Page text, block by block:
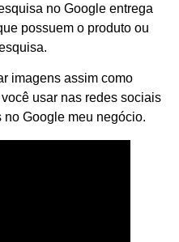
no Google entrega
possuem o produto ou
imagens assim como
usar nas redes sociais
no Google meu negócio.